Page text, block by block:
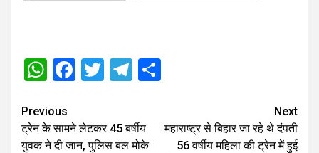
WhatsApp
Facebook
TwitterTelegram
Post
navigation
Previous
ट्रेन के सामने लेटकर 45 बर्षीय
युवक ने दी जान, पुलिस बल मोके
Next
महाराष्ट्र से बिहार जा रहे थे दंपती
56 वर्षीय महिला की ट्रेन में हुई